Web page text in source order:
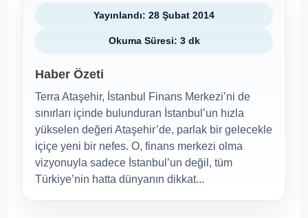
Yayınlandı: 28 Şubat 2014
Okuma Süresi: 3 dk
Haber Özeti
Terra Ataşehir, İstanbul Finans Merkezi’ni de
sınırları içinde bulunduran İstanbul’un hızla
yükselen değeri Ataşehir’de, parlak bir gelecekle
içiçe yeni bir nefes. O, finans merkezi olma
vizyonuyla sadece İstanbul’un değil, tüm
Türkiye’nin hatta dünyanın dikkat...